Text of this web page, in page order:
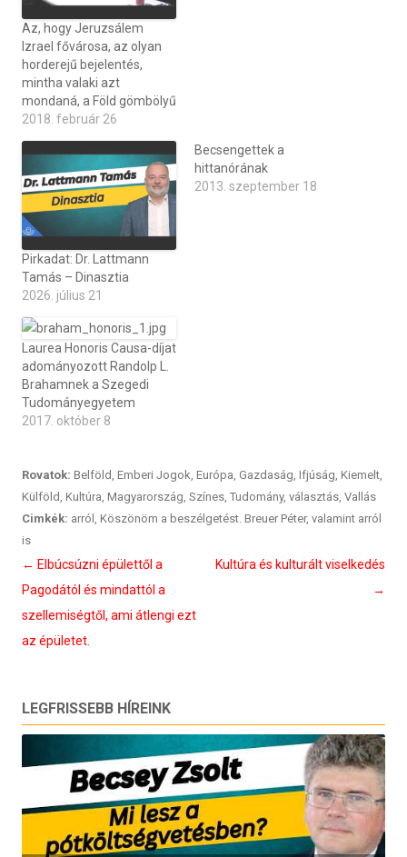
Az, hogy Jeruzsálem
Izrael fővárosa, az olyan
horderejű bejelentés,
mintha valaki azt
mondaná, a Föld gömbölyű
2018. február 26
Pirkadat: Dr. Lattmann
Tamás – Dinasztia
2026. július 21
Becsengettek a
hittanórának
2013. szeptember 18
Laurea Honoris Causa-díjat
adományozott Randolp L.
Brahamnek a Szegedi
Tudományegyetem
2017. október 8
Rovatok: Belföld, Emberi Jogok, Európa, Gazdaság, Ifjúság, Kiemelt,
Külföld, Kultúra, Magyarország, Színes, Tudomány, választás, Vallás
Cimkék: arról , Köszönöm a beszélgetést. Breuer Péter, valamint arról
is
Bejegyzés
navigáció
← Elbúcsúzni épülettől a
Pagodától és mindattól a
szellemiségtől, ami átlengi ezt
az épületet.
Kultúra és kulturált viselkedés
→
LEGFRISSEBB HÍREINK